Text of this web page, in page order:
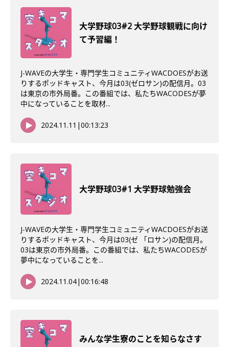
大学野球03#2 大学野球観戦に向け
て予習編！
J-WAVEの大学生・専門学生コミュニティWACDOESがお送
りするポッドキャスト、今月は03(ゼロサン)の配信月。03
は東京の市外局番。この番組では、私たちWACODESが夢
中になっていることを取材...
2024.11.11 |00:13:23
大学野球03#1 大学野球勉強会
J-WAVEの大学生・専門学生コミュニティWACDOESがお送
りするポッドキャスト、今月は03(ゼ 「ロサン)の配信月。
03は東京の市外局番。この番組では、私たちWACODESが
夢中になっていることを...
2024.11.04|00:16:48
みんな学生寮のことを知らなさす